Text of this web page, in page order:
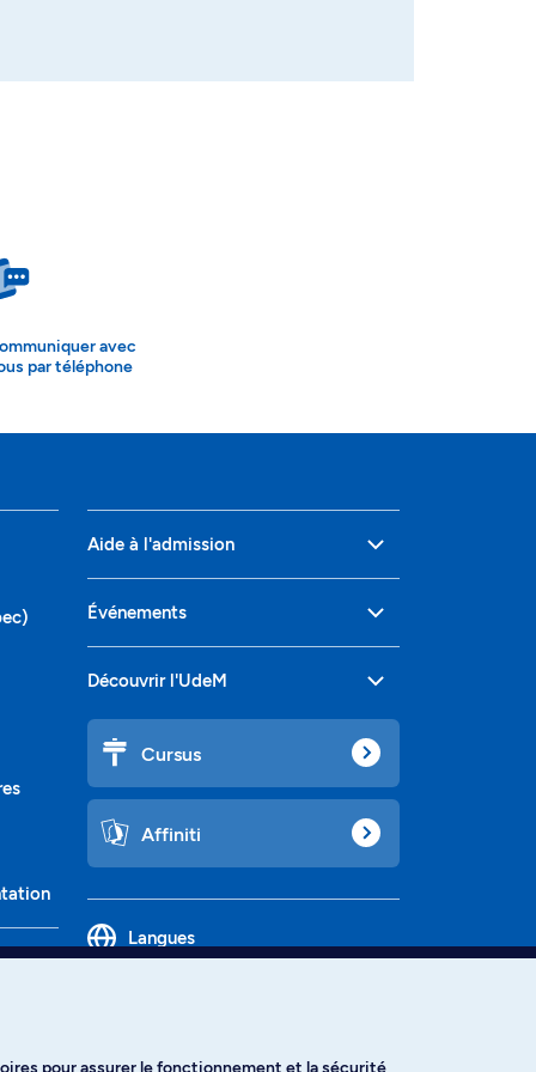
avec
par téléphone
Aide à l'admission
Événements
Découvrir l'UdeM
Cursus
Affiniti
Langues
pour assurer le fonctionnement et la sécurité